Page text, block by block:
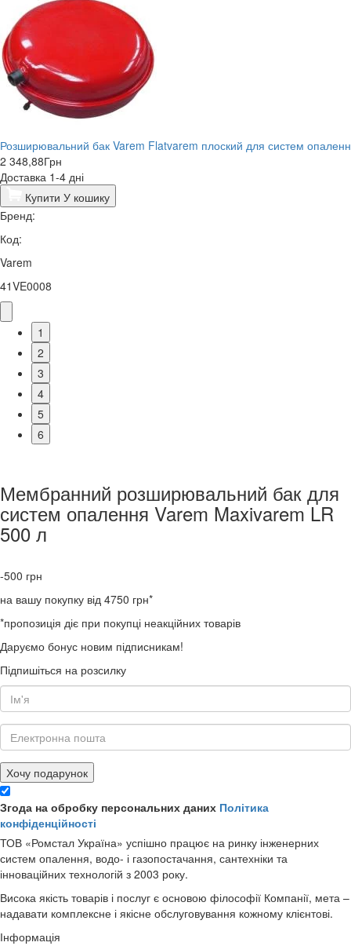
Розширювальний бак Varem Flatvarem плоский для систем
2 348,88Грн
Доставка 1-4 дні
Купити У кошику
Бренд:
Код:
Varem
41VE0008
1
2
3
4
5
6
Мембранний розширювальний бак для
систем опалення Varem Maxivarem LR
500 л
-500 грн
на вашу покупку від 4750 грн*
*пропозиція діє при покупці неакційних товарів
Даруємо бонус новим підписникам!
Підпишіться на розсилку
Хочу подарунок
Згода на обробку персональних даних Політика
конфіденційності
ТОВ «Ромстал Україна» успішно працює на ринку інженерних
систем опалення, водо- і газопостачання, сантехніки та
інноваційних технологій з 2003 року.
Висока якість товарів і послуг є основою філософії Компанії, мета –
надавати комплексне і якісне обслуговування кожному клієнтові.
Інформація